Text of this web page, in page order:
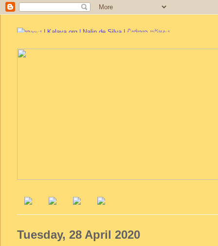
Tuesday, 28 April 2020